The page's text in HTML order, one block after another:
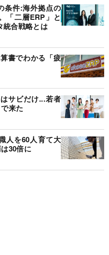
条件:海外拠点の
「二層ERP」と
統合戦略とは
書でわかる「疲
サビだけ...若者
来た
人を60人育て大
30倍に